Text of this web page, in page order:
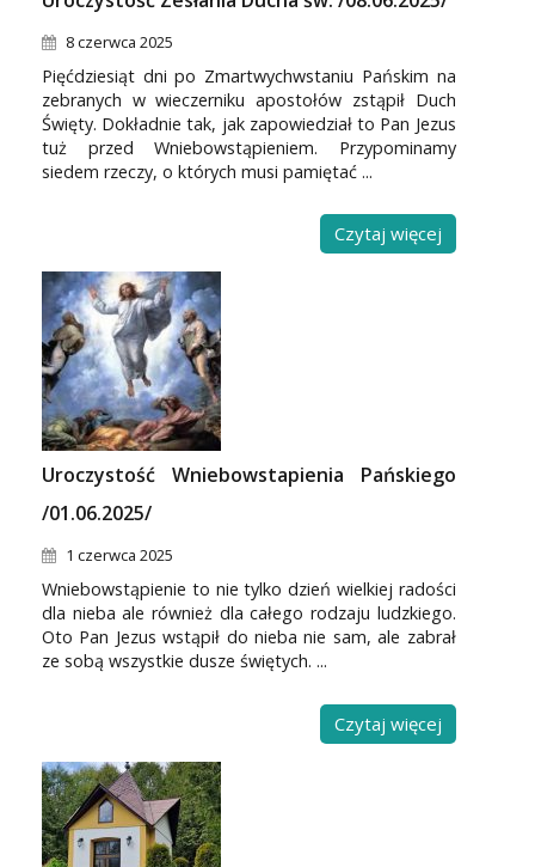
8 czerwca 2025
Pięćdziesiąt dni po Zmartwychwstaniu Pańskim na
zebranych w wieczerniku apostołów zstąpił Duch
Święty. Dokładnie tak, jak zapowiedział to Pan Jezus
tuż przed Wniebowstąpieniem. Przypominamy
siedem rzeczy, o których musi pamiętać ...
Czytaj więcej
Uroczystość Wniebowstapienia Pańskiego
/01.06.2025/
1 czerwca 2025
Wniebowstąpienie to nie tylko dzień wielkiej radości
dla nieba ale również dla całego rodzaju ludzkiego.
Oto Pan Jezus wstąpił do nieba nie sam, ale zabrał
ze sobą wszystkie dusze świętych. ...
Czytaj więcej